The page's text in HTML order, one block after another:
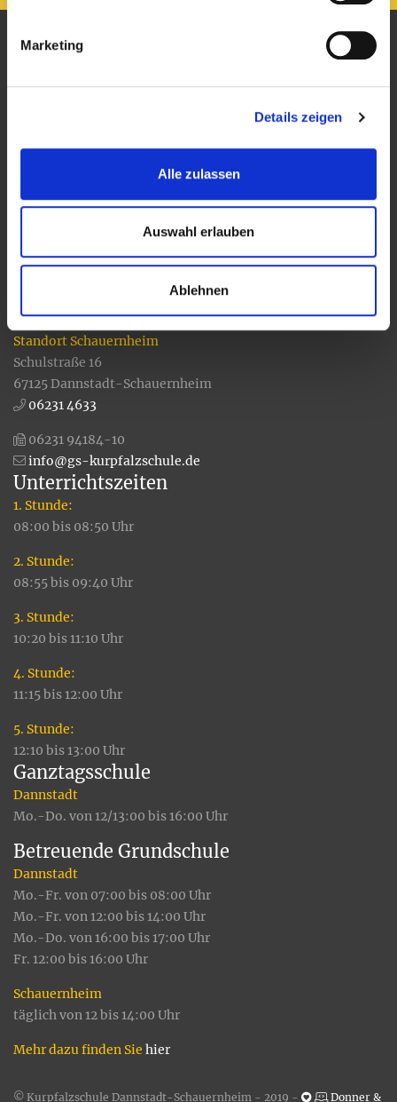
Marketing
Details zeigen
Alle zulassen
Auswahl erlauben
Ablehnen
Sekretariat
Öffnungszeiten
Dannstadt: rechtes Gebäude, EG
Kurpfalzstraße 2
67125 Dannstadt–Schauernheim
Standort Schauernheim
Schulstraße 16
67125 Dannstadt-Schauernheim
06231 4633
06231 94184-10
info@gs-kurpfalzschule.de
Unterrichtszeiten
1. Stunde:
08:00 bis 08:50 Uhr
2. Stunde:
08:55 bis 09:40 Uhr
3. Stunde:
10:20 bis 11:10 Uhr
4. Stunde:
11:15 bis 12:00 Uhr
5. Stunde:
12:10 bis 13:00 Uhr
Ganztagsschule
Dannstadt
Mo.-Do. von 12/13:00 bis 16:00 Uhr
Betreuende Grundschule
Dannstadt
Mo.-Fr. von 07:00 bis 08:00 Uhr
Mo.-Fr. von 12:00 bis 14:00 Uhr
Mo.-Do. von 16:00 bis 17:00 Uhr
Fr. 12:00 bis 16:00 Uhr
Schauernheim
täglich von 12 bis 14:00 Uhr
Mehr dazu finden Sie hier
© Kurpfalzschule Dannstadt-Schauernheim - 2019 - Donner &